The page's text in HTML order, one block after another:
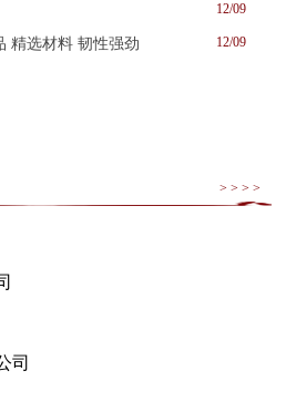
12/09
精选材料 韧性强劲 12/09
> > > >
司